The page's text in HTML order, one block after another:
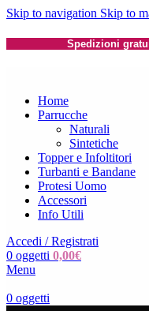
Skip to navigation Skip to
Spedizioni
Home
Parrucche
Naturali
Sintetiche
Topper e Infoltitori
Turbanti e Bandane
Protesi Uomo
Accessori
Info Utili
Accedi / Registrati
0 oggetti 0,00€
Menu
0 oggetti